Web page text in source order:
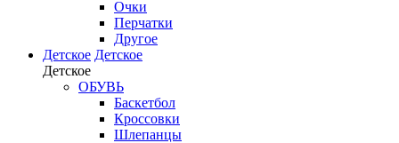
Очки
Перчатки
Другое
Детское Детское
Детское
ОБУВЬ
Баскетбол
Кроссовки
Шлепанцы